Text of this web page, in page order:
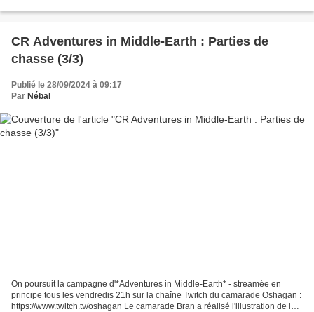
CR Adventures in Middle-Earth : Parties de
chasse (3/3)
Publié le 28/09/2024 à 09:17
Par Nébal
On poursuit la campagne d'*Adventures in Middle-Earth* - streamée en
principe tous les vendredis 21h sur la chaîne Twitch du camarade Oshagan :
https://www.twitch.tv/oshagan Le camarade Bran a réalisé l'illustration de la